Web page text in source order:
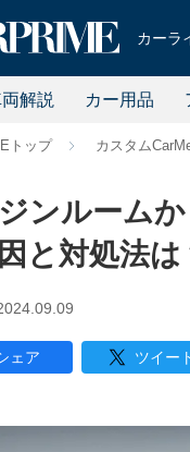
カーラ
解説 カー用品
トップ カスタム
ンルーム
と対処法は
ェア ツイー